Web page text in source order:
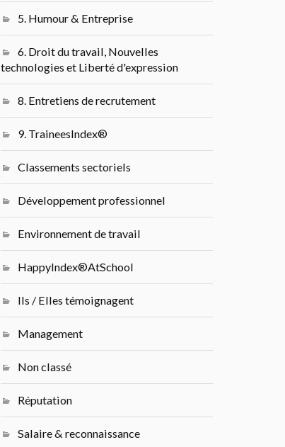
5. Humour & Entreprise
6. Droit du travail, Nouvelles
technologies et Liberté d'expression
8. Entretiens de recrutement
9. TraineesIndex®
Classements sectoriels
Développement professionnel
Environnement de travail
HappyIndex®AtSchool
Ils / Elles témoignagent
Management
Non classé
Réputation
Salaire & reconnaissance